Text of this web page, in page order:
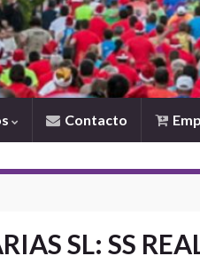
Contacto
SL: SS